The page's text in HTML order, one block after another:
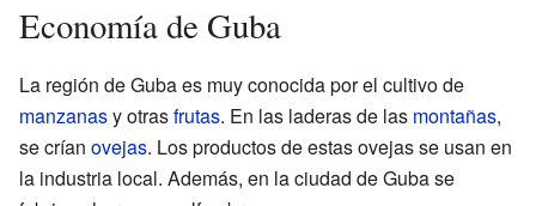
Economía de Guba
La región de Guba es muy conocida por el cultivo de
manzanasy otrasfrutas. En las laderas de las montañas,
se crían ovejas. Los productos de estas ovejas se usan en
la industria local. Además, en la ciudad de Guba se